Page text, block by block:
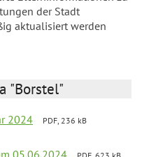
der Stadt
aktualisiert werden
"Borstel"
2024
PDF, 236 kB
05.06.2024